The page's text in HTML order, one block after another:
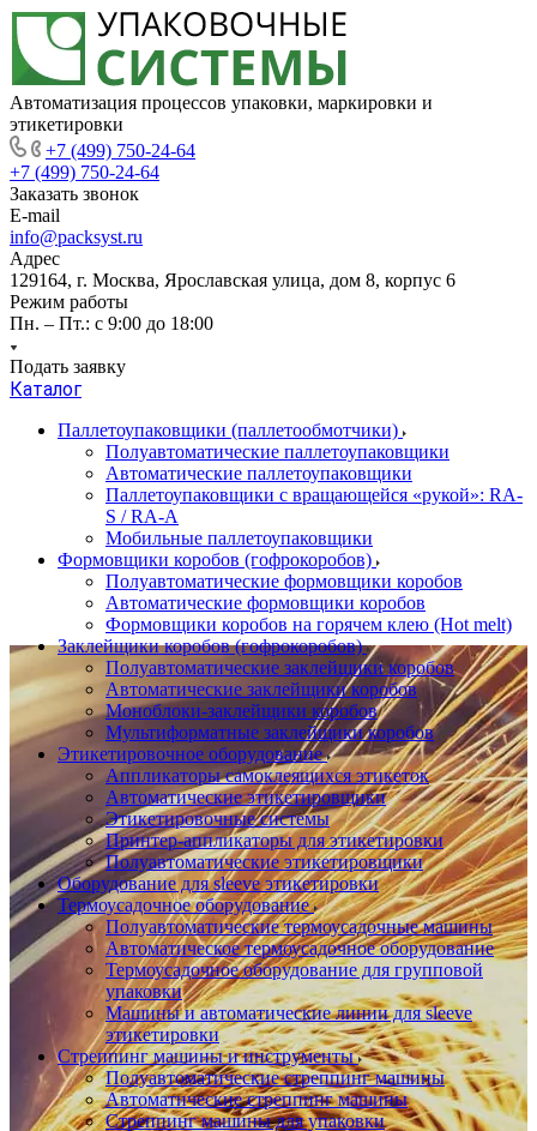
Автоматизация процессов упаковки, маркировки и
этикетировки
+7 (499) 750-24-64
+7 (499) 750-24-64
Заказать звонок
E-mail
info@packsyst.ru
Адрес
129164, г. Москва, Ярославская улица, дом 8, корпус 6
Режим работы
Пн. – Пт.: с 9:00 до 18:00
Подать заявку
Каталог
Паллетоупаковщики (паллетообмотчики)
Полуавтоматические паллетоупаковщики
Автоматические паллетоупаковщики
Паллетоупаковщики с вращающейся «рукой»: RA-
S / RA-A
Мобильные паллетоупаковщики
Формовщики коробов (гофрокоробов)
Полуавтоматические формовщики коробов
Автоматические формовщики коробов
Формовщики коробов на горячем клею (Hot melt)
Заклейщики коробов (гофрокоробов)
Полуавтоматические заклейщики коробов
Автоматические заклейщики коробов
Моноблоки-заклейщики коробов
Мультиформатные заклейщики коробов
Этикетировочное оборудование
Аппликаторы самоклеящихся этикеток
Автоматические этикетировщики
Этикетировочные системы
Принтер-аппликаторы для этикетировки
Полуавтоматические этикетировщики
Оборудование для sleeve этикетировки
Термоусадочное оборудование
Полуавтоматические термоусадочные машины
Автоматическое термоусадочное оборудование
Термоусадочное оборудование для групповой
упаковки
Машины и автоматические линии для sleeve
этикетировки
Стреппинг машины и инструменты
Полуавтоматические стреппинг машины
Автоматические стреппинг машины
Стреппинг машины для упаковки